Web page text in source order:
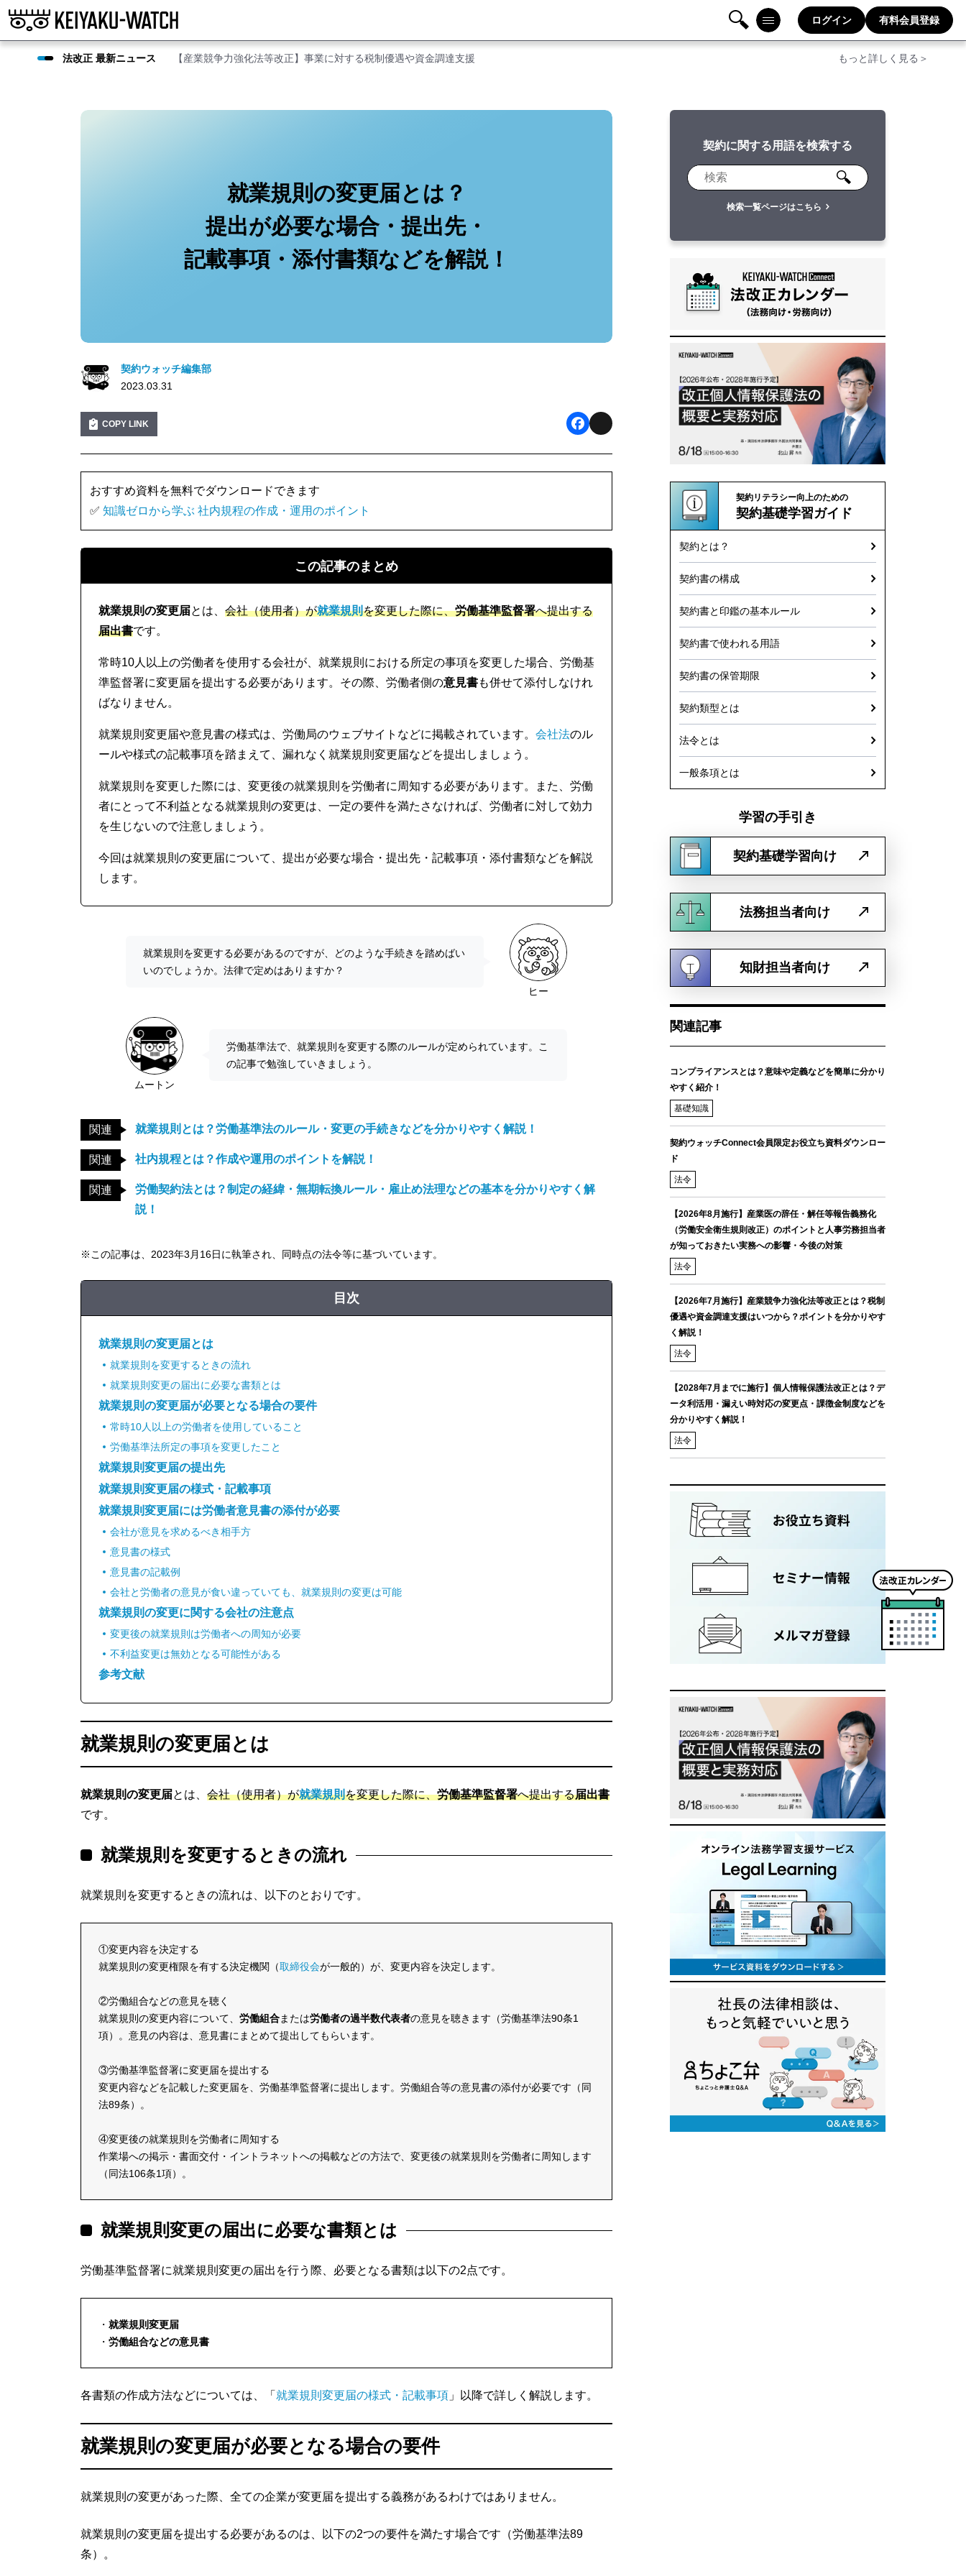
検
メニ
ログイン 有料会員登録
法改正 最新ニュース 【産業競争力強化法等改正】事業に対する税制優遇や資金調達支援 もっと詳しく見る＞
就業規則の変更届とは？
提出が必要な場合・提出先・
記載事項・添付書類などを解説！
契約ウォッチ編集部
2023.03.31
COPY LINK
a
b
o
k
おすすめ資料を無料でダウンロードできます
✅ 知識ゼロから学ぶ 社内規程の作成・運用のポイント
この記事のまとめ
就業規則の変更届とは、 会社（使用者）が就業規則を変更した際に、労働基準監督署へ提出する
届出書です。
常時10人以上の労働者を使用する会社が、就業規則における所定の事項を変更した場合、労働基
準監督署に変更届を提出する必要があります。その際、労働者側の意見書も併せて添付しなけれ
ばなりません。
就業規則変更届や意見書の様式は、労働局のウェブサイトなどに掲載されています。 会社法のル
ールや様式の記載事項を踏まえて、漏れなく就業規則変更届などを提出しましょう。
就業規則を変更した際には、変更後の就業規則を労働者に周知する必要があります。また、労働
者にとって不利益となる就業規則の変更は、一定の要件を満たさなければ、労働者に対して効力
を生じないので注意しましょう。
今回は就業規則の変更届について、提出が必要な場合・提出先・記載事項・添付書類などを解説
します。
ヒー
就業規則を変更する必要があるのですが、どのような手続きを踏めばい
いのでしょうか。法律で定めはありますか？
ムートン
労働基準法で、就業規則を変更する際のルールが定められています。こ
の記事で勉強していきましょう。
関連 就業規則とは？労働基準法のルール・変更の手続きなどを分かりやすく解説！
関連 社内規程とは？作成や運用のポイントを解説！
関連
労働契約法とは？制定の経緯・無期転換ルール・雇止め法理などの基本を分かりやすく解
説！
※この記事は、2023年3月16日に執筆され、同時点の法令等に基づいています。
目次
就業規則の変更届とは
就業規則を変更するときの流れ
就業規則変更の届出に必要な書類とは
就業規則の変更届が必要となる場合の要件
常時10人以上の労働者を使用していること
労働基準法所定の事項を変更したこと
就業規則変更届の提出先
就業規則変更届の様式・記載事項
就業規則変更届には労働者意見書の添付が必要
会社が意見を求めるべき相手方
意見書の様式
意見書の記載例
会社と労働者の意見が食い違っていても、就業規則の変更は可能
就業規則の変更に関する会社の注意点
変更後の就業規則は労働者への周知が必要
不利益変更は無効となる可能性がある
参考文献
就業規則の変更届とは
就業規則の変更届とは、 会社（使用者）が就業規則を変更した際に、労働基準監督署へ提出する届出書
です。
就業規則を変更するときの流れ
就業規則を変更するときの流れは、以下のとおりです。
①変更内容を決定する
就業規則の変更権限を有する決定機関（取締役会が一般的）が、変更内容を決定します。
②労働組合などの意見を聴く
就業規則の変更内容について、 労働組合または労働者の過半数代表者の意見を聴きます（労働基準法90条1
項）。意見の内容は、意見書にまとめて提出してもらいます。
③労働基準監督署に変更届を提出する
変更内容などを記載した変更届を、労働基準監督署に提出します。労働組合等の意見書の添付が必要です（同
法89条）。
④変更後の就業規則を労働者に周知する
作業場への掲示・書面交付・イントラネットへの掲載などの方法で、変更後の就業規則を労働者に周知します
（同法106条1項）。
就業規則変更の届出に必要な書類とは
労働基準監督署に就業規則変更の届出を行う際、必要となる書類は以下の2点です。
就業規則変更届
労働組合などの意見書
各書類の作成方法などについては、「 就業規則変更届の様式・記載事項 」以降で詳しく解説します。
就業規則の変更届が必要となる場合の要件
就業規則の変更があった際、全ての企業が変更届を提出する義務があるわけではありません。
就業規則の変更届を提出する必要があるのは、以下の2つの要件を満たす場合です（労働基準法89
条）。
契約に関する用語を検索する
検索一覧ページはこちら
契約リテラシー向上のための
契約基礎学習ガイド
契約とは？
契約書の構成
契約書と印鑑の基本ルール
契約書で使われる用語
契約書の保管期限
契約類型とは
法令とは
一般条項とは
学習の手引き
契約基礎学習向け
法務担当者向け
知財担当者向け
関連記事
コンプライアンスとは？意味や定義などを簡単に分かり
やすく紹介！
基礎知識
契約ウォッチConnect会員限定お役立ち資料ダウンロー
ド
法令
【2026年8月施行】産業医の辞任・解任等報告義務化
（労働安全衛生規則改正）のポイントと人事労務担当者
が知っておきたい実務への影響・今後の対策
法令
【2026年7月施行】産業競争力強化法等改正とは？税制
優遇や資金調達支援はいつから？ポイントを分かりやす
く解説！
法令
【2028年7月までに施行】個人情報保護法改正とは？デ
ータ利活用・漏えい時対応の変更点・課徴金制度などを
分かりやすく解説！
法令
法
改
ダ
ー
は
ち
ら